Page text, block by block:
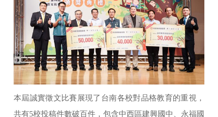
本屆誠實徵文比賽展現了台南各校對品格教育的重視，
共有5校投稿件數破百件，包含中西區建興國中、永福國